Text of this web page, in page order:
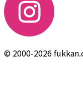
© 2000-2026